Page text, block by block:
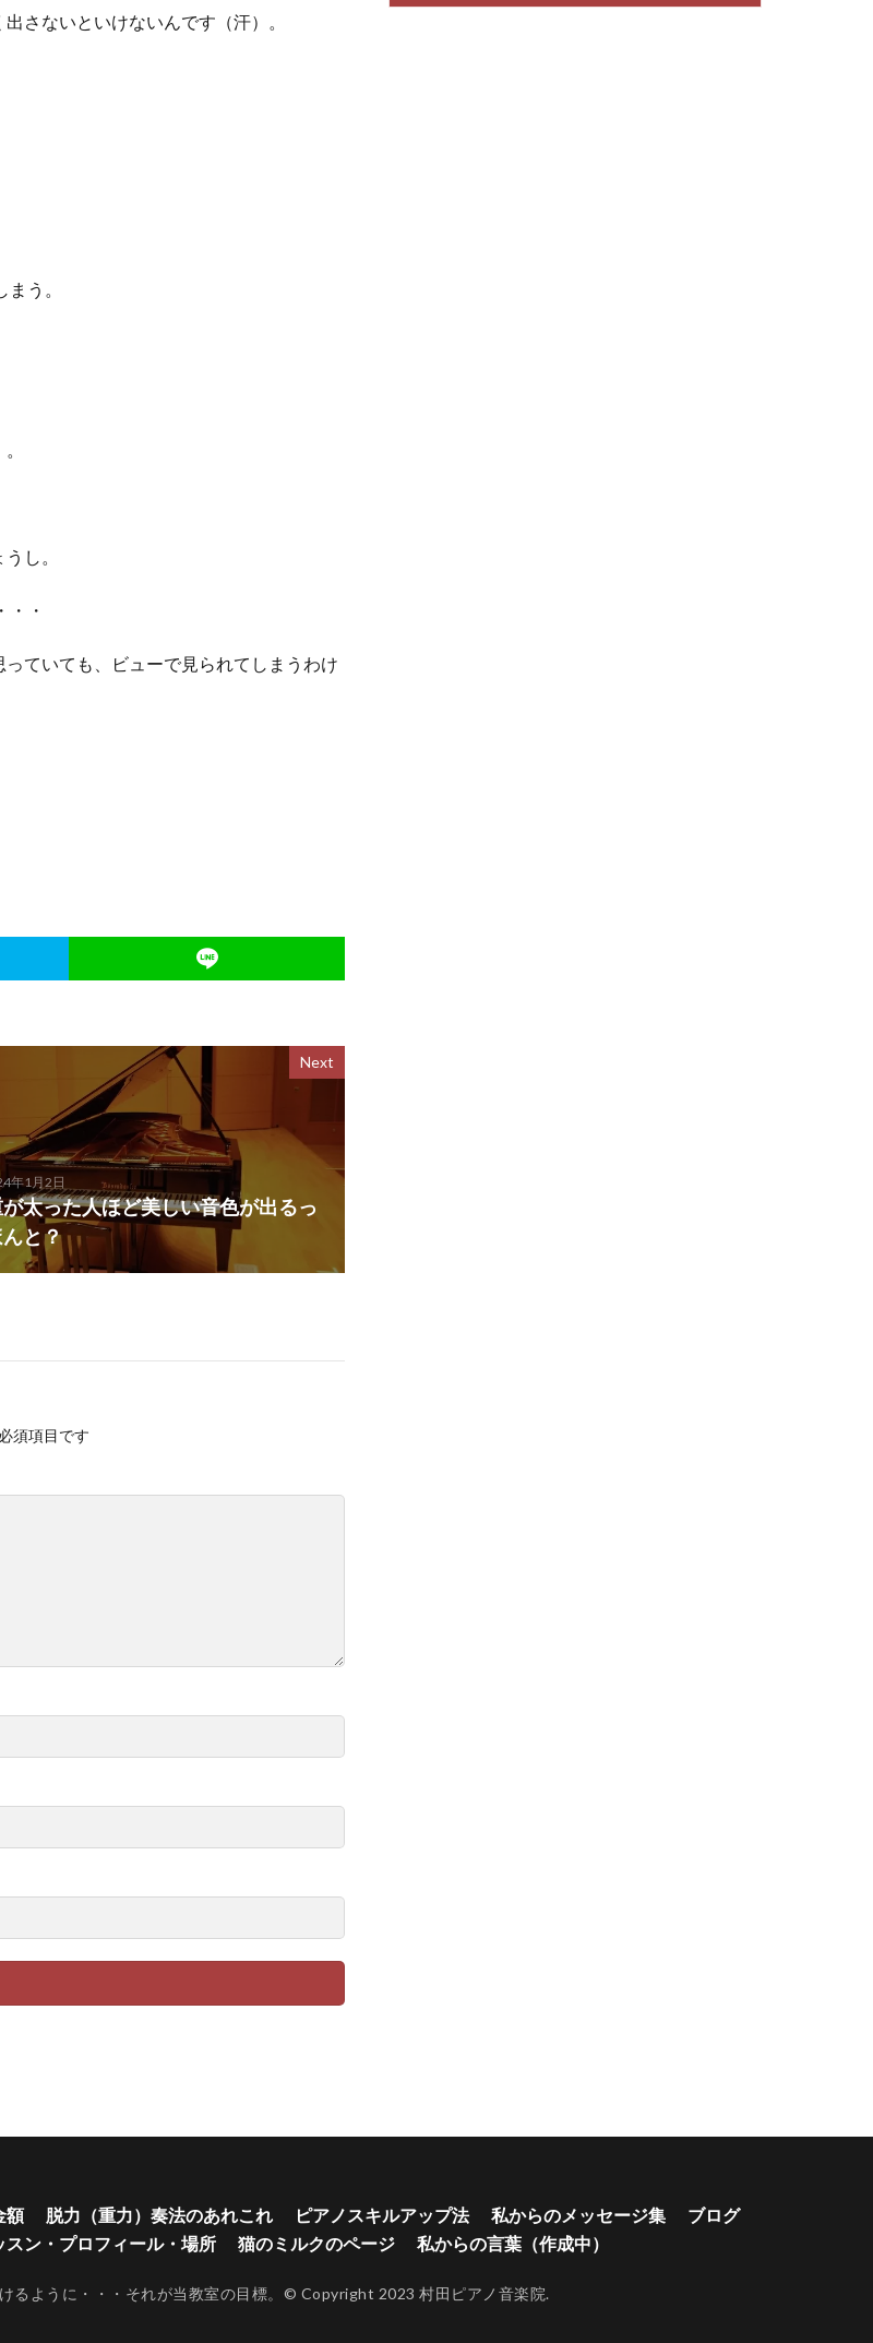
さないといけないんです（汗）。
う。
し。
・
ていても、ビューで見られてしまうわけ
Next
年1月2日
太った人ほど美しい音色が出るっ
と？
須項目です
額 脱力（重力）奏法のあれこれ ピアノスキルアップ法 私からのメッセージ集
ブログ
ン・プロフィール・場所 猫のミルクのページ 私からの言葉（作成中）
るように・・・それが当教室の目標。© Copyright 2023 村田ピアノ音楽院.